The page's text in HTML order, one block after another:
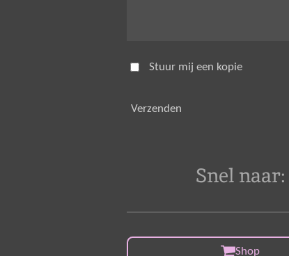
Stuur mij een kopie
Verzenden
Snel naar:
Shop